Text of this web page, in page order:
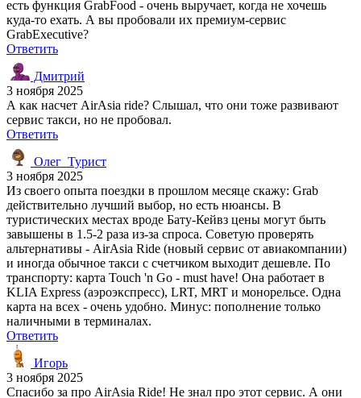
есть функция GrabFood - очень выручает, когда не хочешь
куда-то ехать. А вы пробовали их премиум-сервис
GrabExecutive?
Ответить
Дмитрий
3 ноября 2025
А как насчет AirAsia ride? Слышал, что они тоже развивают
сервис такси, но не пробовал.
Ответить
Олег_Турист
3 ноября 2025
Из своего опыта поездки в прошлом месяце скажу: Grab
действительно лучший выбор, но есть нюансы. В
туристических местах вроде Бату-Кейвз цены могут быть
завышены в 1.5-2 раза из-за спроса. Советую проверять
альтернативы - AirAsia Ride (новый сервис от авиакомпании)
и иногда обычное такси с счетчиком выходит дешевле. По
транспорту: карта Touch 'n Go - must have! Она работает в
KLIA Express (аэроэкспресс), LRT, MRT и монорельсе. Одна
карта на всех - очень удобно. Минус: пополнение только
наличными в терминалах.
Ответить
Игорь
3 ноября 2025
Спасибо за про AirAsia Ride! Не знал про этот сервис. А они